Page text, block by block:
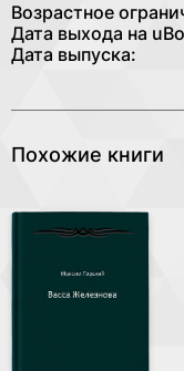
Возрастное
Дата выхода на
Дата выпуска:
Похожие книги